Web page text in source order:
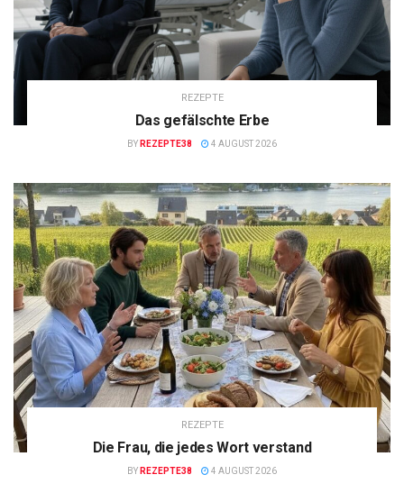
REZEPTE
Das gefälschte Erbe
BY REZEPTE38 4 AUGUST 2026
REZEPTE
Die Frau, die jedes Wort verstand
BY REZEPTE38 4 AUGUST 2026